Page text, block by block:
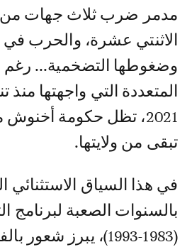
مدمر ضرب ثلاث جهات من
الاثنتي عشرة، والحرب في
وضغوطها التضخمية... رغم
المتعددة التي واجهتها منذ
2021، تظل حكومة
تبقى من ولايتها.
في هذا السياق الاستثنائي
بالسنوات الصعبة لبرنامج
(1983-1993)، يبرز